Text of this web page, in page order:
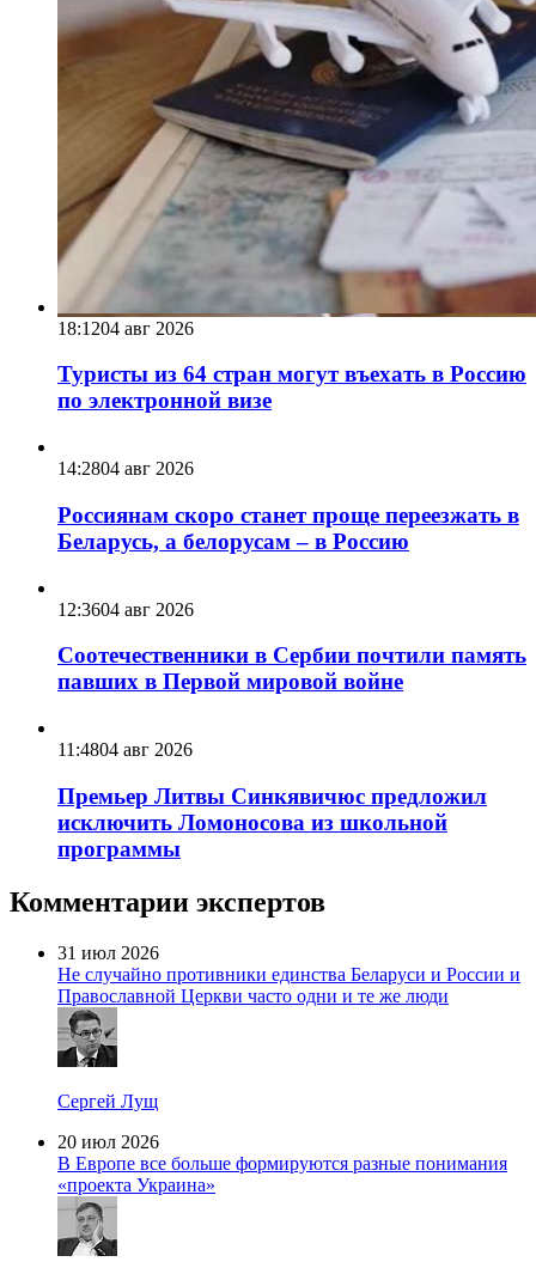
18:1204 авг 2026
Туристы из 64 стран могут въехать в Россию
по электронной визе
14:2804 авг 2026
Россиянам скоро станет проще переезжать в
Беларусь, а белорусам – в Россию
12:3604 авг 2026
Соотечественники в Сербии почтили память
павших в Первой мировой войне
11:4804 авг 2026
Премьер Литвы Синкявичюс предложил
исключить Ломоносова из школьной
программы
Комментарии экспертов
31 июл 2026
Не случайно противники единства Беларуси и России и
Православной Церкви часто одни и те же люди
Сергей Лущ
20 июл 2026
В Европе все больше формируются разные понимания
«проекта Украина»